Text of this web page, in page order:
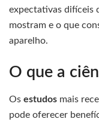
expectativas difíceis
mostram e o que
aparelho.
O que a
Os estudos mais
pode oferecer